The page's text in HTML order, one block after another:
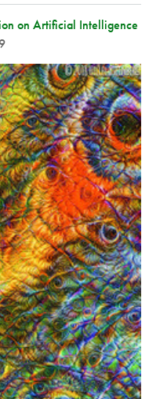
on Artificial Intelligence